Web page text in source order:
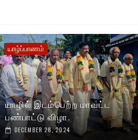
யாழ்ப்பாணம்
யாழில் இடம்பெற்ற மாவட்ட
பண்பாட்டு விழா.
DECEMBER 28, 2024